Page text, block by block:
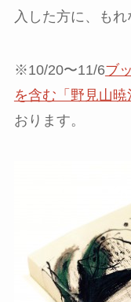
入した方に、もれ
※10/20〜11/6ブ
を含む「野見山暁
おります。